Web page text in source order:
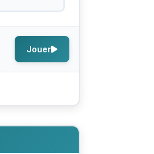
Jouer